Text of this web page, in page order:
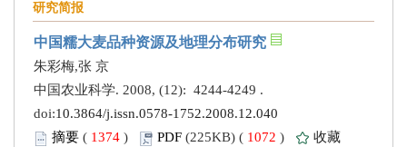
研究简报
中国糯大麦品种资源及地理分布研究
朱彩梅,张 京
中国农业科学. 2008, (12): 4244-4249 .
doi:10.3864/j.issn.0578-1752.2008.12.040
摘要 ( 1374 ) PDF (225KB) ( 1072 )
收藏